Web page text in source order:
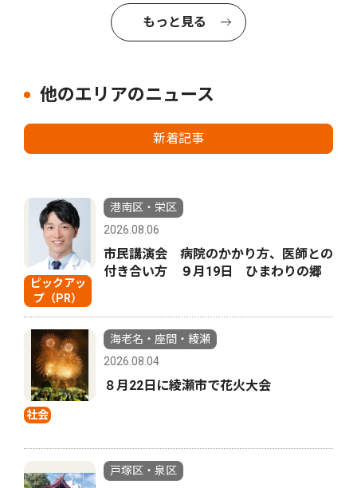
もっと見る
他のエリアのニュース
新着記事
ピックアッ
プ（PR）
港南区・栄区
2026.08.06
市民講演会 病院のかかり方、医師との
付き合い方 ９月19日 ひまわりの郷
社会
海老名・座間・綾瀬
2026.08.04
８月22日に綾瀬市で花火大会
戸塚区・泉区